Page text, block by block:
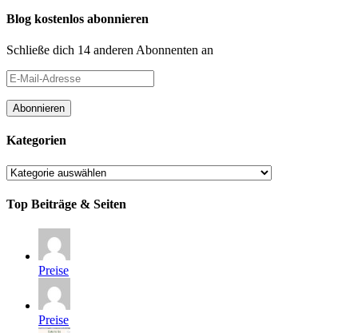
Blog kostenlos abonnieren
Schließe dich 14 anderen Abonnenten an
E-
Mail-
Adresse
Abonnieren
Kategorien
Kategorien
Top Beiträge & Seiten
Preise
Preise